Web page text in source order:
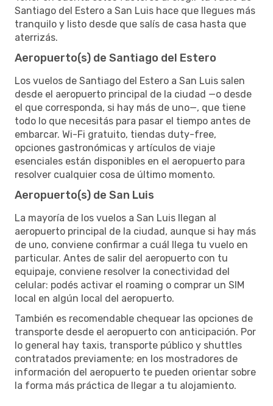
Santiago del Estero a San Luis hace que llegues más
tranquilo y listo desde que salís de casa hasta que
aterrizás.
Aeropuerto(s) de Santiago del Estero
Los vuelos de Santiago del Estero a San Luis salen
desde el aeropuerto principal de la ciudad —o desde
el que corresponda, si hay más de uno—, que tiene
todo lo que necesitás para pasar el tiempo antes de
embarcar. Wi-Fi gratuito, tiendas duty-free,
opciones gastronómicas y artículos de viaje
esenciales están disponibles en el aeropuerto para
resolver cualquier cosa de último momento.
Aeropuerto(s) de San Luis
La mayoría de los vuelos a San Luis llegan al
aeropuerto principal de la ciudad, aunque si hay más
de uno, conviene confirmar a cuál llega tu vuelo en
particular. Antes de salir del aeropuerto con tu
equipaje, conviene resolver la conectividad del
celular: podés activar el roaming o comprar un SIM
local en algún local del aeropuerto.
También es recomendable chequear las opciones de
transporte desde el aeropuerto con anticipación. Por
lo general hay taxis, transporte público y shuttles
contratados previamente; en los mostradores de
información del aeropuerto te pueden orientar sobre
la forma más práctica de llegar a tu alojamiento.